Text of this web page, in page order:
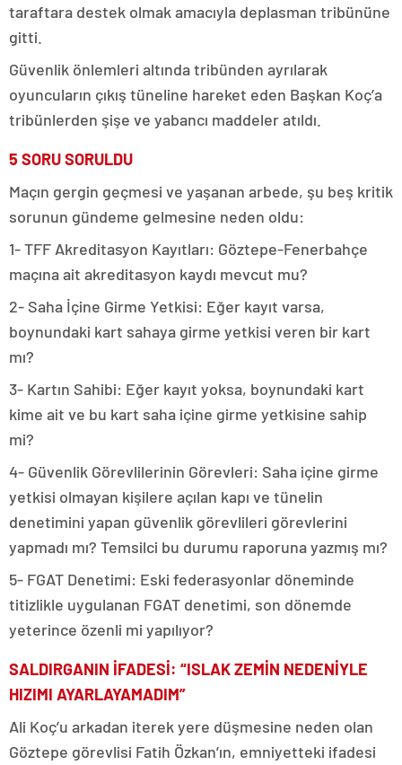
taraftara destek olmak amacıyla deplasman tribününe
gitti.
Güvenlik önlemleri altında tribünden ayrılarak
oyuncuların çıkış tüneline hareket eden Başkan Koç’a
tribünlerden şişe ve yabancı maddeler atıldı.
5 SORU SORULDU
Maçın gergin geçmesi ve yaşanan arbede, şu beş kritik
sorunun gündeme gelmesine neden oldu:
1- TFF Akreditasyon Kayıtları: Göztepe-Fenerbahçe
maçına ait akreditasyon kaydı mevcut mu?
2- Saha İçine Girme Yetkisi: Eğer kayıt varsa,
boynundaki kart sahaya girme yetkisi veren bir kart
mı?
3- Kartın Sahibi: Eğer kayıt yoksa, boynundaki kart
kime ait ve bu kart saha içine girme yetkisine sahip
mi?
4- Güvenlik Görevlilerinin Görevleri: Saha içine girme
yetkisi olmayan kişilere açılan kapı ve tünelin
denetimini yapan güvenlik görevlileri görevlerini
yapmadı mı? Temsilci bu durumu raporuna yazmış mı?
5- FGAT Denetimi: Eski federasyonlar döneminde
titizlikle uygulanan FGAT denetimi, son dönemde
yeterince özenli mi yapılıyor?
SALDIRGANIN İFADESİ: “ISLAK ZEMİN NEDENİYLE
HIZIMI AYARLAYAMADIM”
Ali Koç’u arkadan iterek yere düşmesine neden olan
Göztepe görevlisi Fatih Özkan’ın, emniyetteki ifadesi